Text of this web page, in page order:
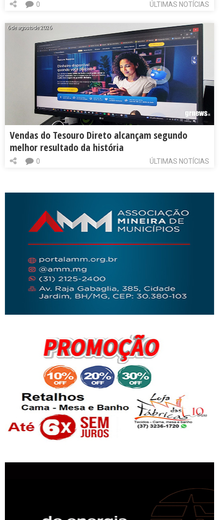
ÚLTIMAS NOTÍCIAS
0
6 de agosto de 2026
Vendas do Tesouro Direto alcançam segundo
melhor resultado da história
ÚLTIMAS NOTÍCIAS
0